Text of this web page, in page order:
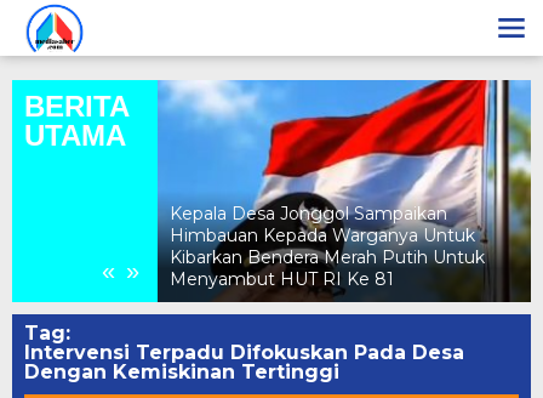
Lewati
konten
BERITA
UTAMA
« »
Kepala Desa Jonggol Sampaikan
Himbauan Kepada Warganya Untuk
Kibarkan Bendera Merah Putih Untuk
Menyambut HUT RI Ke 81
Tag:
Intervensi Terpadu Difokuskan Pada Desa
Dengan Kemiskinan Tertinggi